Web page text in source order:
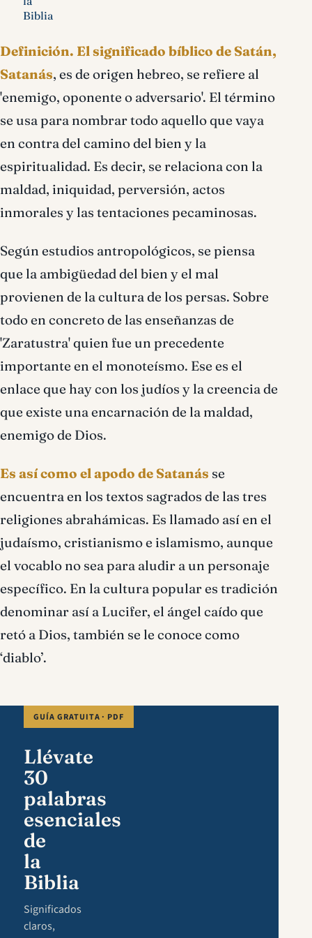
Biblia
Definición. El significado bíblico de Satán,
Satanás, es de origen hebreo, se refiere al
'enemigo, oponente o adversario'. El término
se usa para nombrar todo aquello que vaya
en contra del camino del bien y la
espiritualidad. Es decir, se relaciona con la
maldad, iniquidad, perversión, actos
inmorales y las tentaciones pecaminosas.
Según estudios antropológicos, se piensa
que la ambigüedad del bien y el mal
provienen de la cultura de los persas. Sobre
todo en concreto de las enseñanzas de
'Zaratustra' quien fue un precedente
importante en el monoteísmo. Ese es el
enlace que hay con los judíos y la creencia de
que existe una encarnación de la maldad,
enemigo de Dios.
Es así como el apodo de Satanás se
encuentra en los textos sagrados de las tres
religiones abrahámicas. Es llamado así en el
judaísmo, cristianismo e islamismo, aunque
el vocablo no sea para aludir a un personaje
específico. En la cultura popular es tradición
denominar así a Lucifer, el ángel caído que
retó a Dios, también se le conoce como
‘diablo’.
GUÍA GRATUITA · PDF
Llévate
30
palabras
esenciales
de
la
Biblia
Significados
claros,